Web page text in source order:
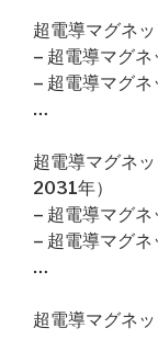
超電導マグネ
– 超電導マグ
– 超電導マグ
…
超電導マグネ
2031年）
– 超電導マグ
– 超電導マグ
…
超電導マグネ